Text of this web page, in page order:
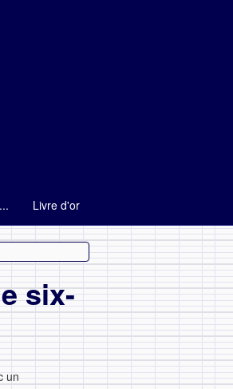
Livre d'or
six-
un